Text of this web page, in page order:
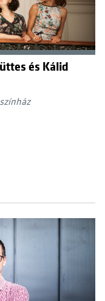
és Kálid